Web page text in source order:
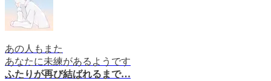
あの人もまた
あなたに未練があるようです
ふたりが再び結ばれるまで…